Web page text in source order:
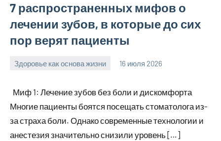
7 распространенных мифов о
лечении зубов, в которые до сих
пор верят пациенты
Здоровье как основа жизни 16 июля 2026
Avtor
Нет
Миф 1: Лечение зубов без боли и дискомфорта
Многие пациенты боятся посещать стоматолога из-
за страха боли. Однако современные технологии и
анестезия значительно снизили уровень […]